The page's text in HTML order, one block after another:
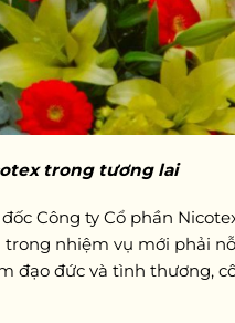
trong tương lai
Công ty Cổ phần
nhiệm vụ mới phải
đạo đức và tình thương,